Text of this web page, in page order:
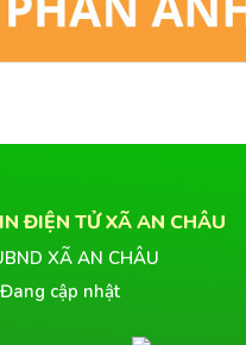
ĐIỆN TỬ XÃ AN CHÂU
XÃ AN CHÂU
cập nhật